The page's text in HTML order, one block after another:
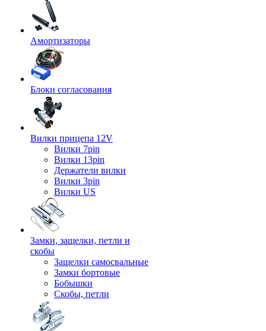
Амортизаторы
Блоки согласования
Вилки прицепа 12V
Вилки 7pin
Вилки 13pin
Держатели вилки
Вилки 3pin
Вилки US
Замки, защелки, петли и
скобы
Защелки самосвальные
Замки бортовые
Бобышки
Скобы, петли